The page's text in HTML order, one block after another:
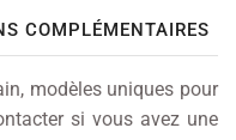
COMPLÉMENTAIRES
modèles uniques pour
si vous avez une